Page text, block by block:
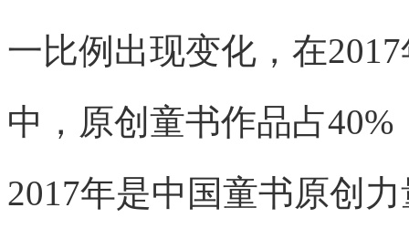
一比例出现变化，在
中，原创童书作品占
2017年是中国童书原创